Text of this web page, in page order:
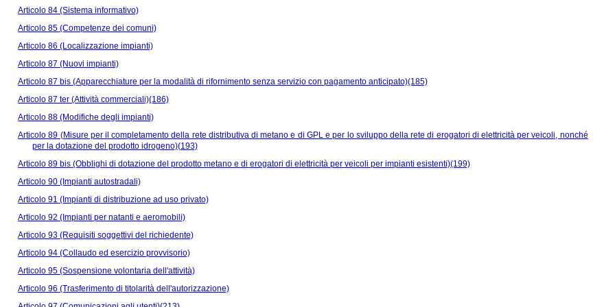
Articolo 84 (Sistema informativo)
Articolo 85 (Competenze dei comuni)
Articolo 86 (Localizzazione impianti)
Articolo 87 (Nuovi impianti)
Articolo 87 bis (Apparecchiature per la modalità di rifornimento senza servizio con pagamento anticipato)(185)
Articolo 87 ter (Attività commerciali)(186)
Articolo 88 (Modifiche degli impianti)
Articolo 89 (Misure per il completamento della rete distributiva di metano e di GPL e per lo sviluppo della rete di erogatori di elettricità per veicoli, nonché
per la dotazione del prodotto idrogeno)(193)
Articolo 89 bis (Obblighi di dotazione del prodotto metano e di erogatori di elettricità per veicoli per impianti esistenti)(199)
Articolo 90 (Impianti autostradali)
Articolo 91 (Impianti di distribuzione ad uso privato)
Articolo 92 (Impianti per natanti e aeromobili)
Articolo 93 (Requisiti soggettivi del richiedente)
Articolo 94 (Collaudo ed esercizio provvisorio)
Articolo 95 (Sospensione volontaria dell'attività)
Articolo 96 (Trasferimento di titolarità dell'autorizzazione)